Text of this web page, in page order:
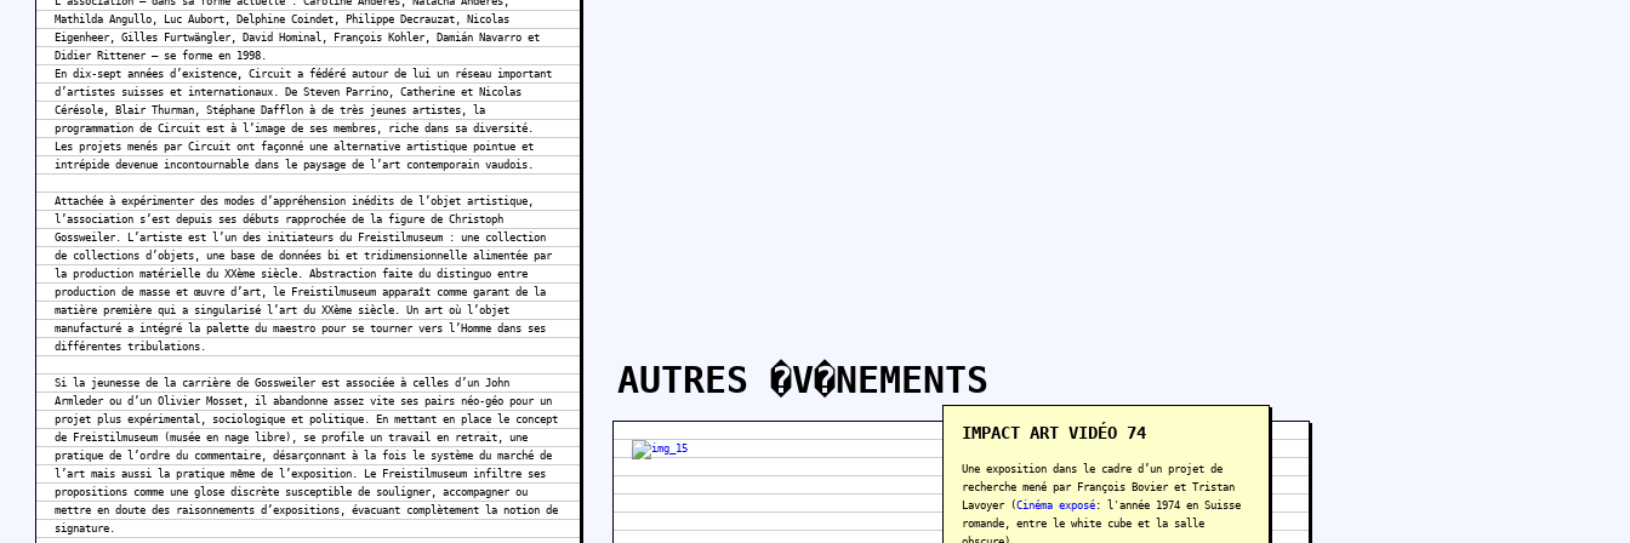
Mathilda Angullo, Luc Aubort, Delphine Coindet, Philippe Decrauzat, Nicolas
Eigenheer, Gilles Furtwängler, David Hominal, François Kohler, Damián Navarro et
Didier Rittener – se forme en 1998.
En dix-sept années d’existence, Circuit a fédéré autour de lui un réseau important
d’artistes suisses et internationaux. De Steven Parrino, Catherine et Nicolas
Cérésole, Blair Thurman, Stéphane Dafflon à de très jeunes artistes, la
programmation de Circuit est à l’image de ses membres, riche dans sa diversité.
Les projets menés par Circuit ont façonné une alternative artistique pointue et
intrépide devenue incontournable dans le paysage de l’art contemporain vaudois.
Attachée à expérimenter des modes d’appréhension inédits de l’objet artistique,
l’association s’est depuis ses débuts rapprochée de la figure de Christoph
Gossweiler. L’artiste est l’un des initiateurs du Freistilmuseum : une collection
de collections d’objets, une base de données bi et tridimensionnelle alimentée par
la production matérielle du XXème siècle. Abstraction faite du distinguo entre
production de masse et œuvre d’art, le Freistilmuseum apparaît comme garant de la
matière première qui a singularisé l’art du XXème siècle. Un art où l’objet
manufacturé a intégré la palette du maestro pour se tourner vers l’Homme dans ses
différentes tribulations.
Si la jeunesse de la carrière de Gossweiler est associée à celles d’un John
Armleder ou d’un Olivier Mosset, il abandonne assez vite ses pairs néo-géo pour un
projet plus expérimental, sociologique et politique. En mettant en place le concept
de Freistilmuseum (musée en nage libre), se profile un travail en retrait, une
pratique de l’ordre du commentaire, désarçonnant à la fois le système du marché de
l’art mais aussi la pratique même de l’exposition. Le Freistilmuseum infiltre ses
propositions comme une glose discrète susceptible de souligner, accompagner ou
mettre en doute des raisonnements d’expositions, évacuant complètement la notion de
signature.
AUTRES �V�NEMENTS
IMPACT ART VIDÉO 74
Une exposition dans le cadre d’un projet de
recherche mené par François Bovier et Tristan
Lavoyer (Cinéma exposé : l'année 1974 en Suisse
romande, entre le white cube et la salle